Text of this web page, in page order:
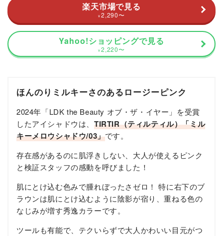
楽天市場で見る
¥ 2,290〜
Yahoo!ショッピングで見る
¥ 2,220〜
ほんのりミルキーさのあるロージーピンク
2024年「LDK the Beauty オブ・ザ・イヤー」を受賞
したアイシャドウは、 TIRTIR（ティルティル）「ミル
キーメロウシャドウ/03」です。
存在感があるのに肌浮きしない、大人が使えるピンク
と検証スタッフの感動を呼びました！
肌にとけ込む色みで腫れぼったさゼロ！ 特に右下のブ
ラウンは肌にとけ込むように陰影が宿り、重ねる色の
なじみが増す秀逸カラーです。
ツールも有能で、テクいらずで大人かわいい目元がつ